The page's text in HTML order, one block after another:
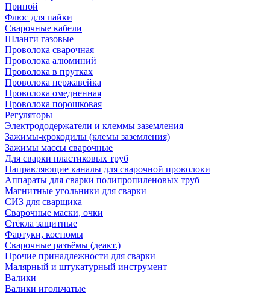
Припой
Флюс для пайки
Сварочные кабели
Шланги газовые
Проволока сварочная
Проволока алюминий
Проволока в прутках
Проволока нержавейка
Проволока омедненная
Проволока порошковая
Регуляторы
Электрододержатели и клеммы заземления
Зажимы-крокодилы (клемы заземления)
Зажимы массы сварочные
Для сварки пластиковых труб
Направляющие каналы для сварочной проволоки
Аппараты для сварки полипропиленовых труб
Магнитные угольники для сварки
СИЗ для сварщика
Сварочные маски, очки
Стёкла защитные
Фартуки, костюмы
Сварочные разъёмы (деакт.)
Прочие принадлежности для сварки
Малярный и штукатурный инструмент
Валики
Валики игольчатые